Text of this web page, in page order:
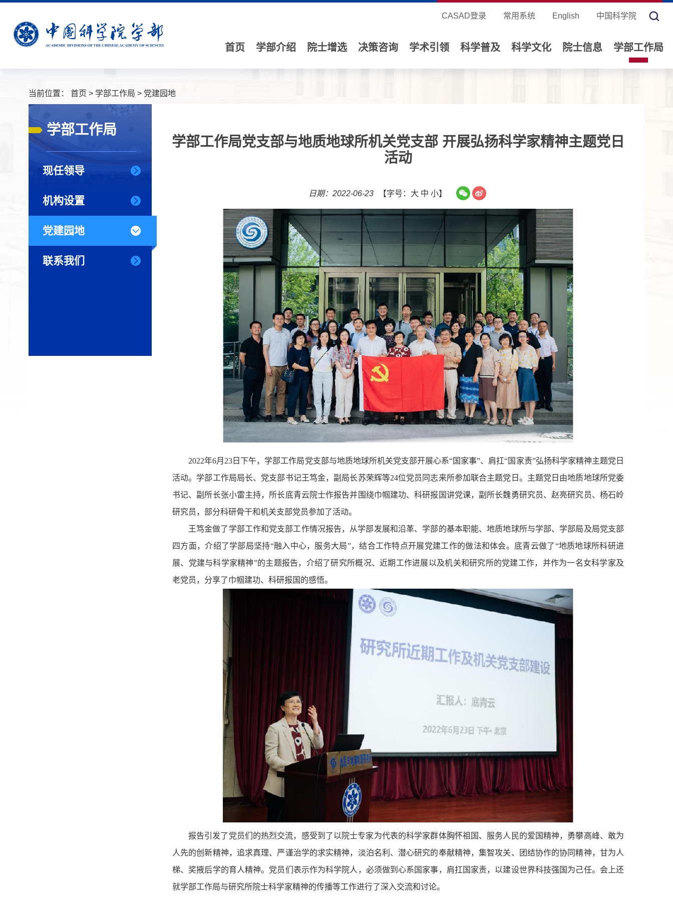
CASAD登录 常用系统 English 中国科学院
首页 学部介绍 院士增选 决策咨询 学术引领 科学普及 科学文化 院士信息 学部工作局
当前位置： 首页 > 学部工作局 > 党建园地
学部工作局
现任领导
机构设置
党建园地
联系我们
学部工作局党支部与地质地球所机关党支部 开展弘扬科学家精神主题党日
活动
日期：2022-06-23 【字号： 大 中 小】
2022年6月23日下午，学部工作局党支部与地质地球所机关党支部开展心系“国家事”、肩扛“国家责”弘扬科学家精神主题党日
活动。学部工作局局长、党支部书记王笃金，副局长苏荣辉等24位党员同志来所参加联合主题党日。主题党日由地质地球所党委
书记、副所长张小雷主持，所长底青云院士作报告并围绕巾帼建功、科研报国讲党课，副所长魏勇研究员、赵亮研究员、杨石岭
研究员，部分科研骨干和机关支部党员参加了活动。
王笃金做了学部工作和党支部工作情况报告，从学部发展和沿革、学部的基本职能、地质地球所与学部、学部局及局党支部
四方面，介绍了学部局坚持“融入中心，服务大局”，结合工作特点开展党建工作的做法和体会。底青云做了“地质地球所科研进
展、党建与科学家精神”的主题报告，介绍了研究所概况、近期工作进展以及机关和研究所的党建工作，并作为一名女科学家及
老党员，分享了巾帼建功、科研报国的感悟。
报告引发了党员们的热烈交流，感受到了以院士专家为代表的科学家群体胸怀祖国、服务人民的爱国精神，勇攀高峰、敢为
人先的创新精神，追求真理、严谨治学的求实精神，淡泊名利、潜心研究的奉献精神，集智攻关、团结协作的协同精神，甘为人
梯、奖掖后学的育人精神。党员们表示作为科学院人，必须做到心系国家事，肩扛国家责，以建设世界科技强国为己任。会上还
就学部工作局与研究所院士科学家精神的传播等工作进行了深入交流和讨论。